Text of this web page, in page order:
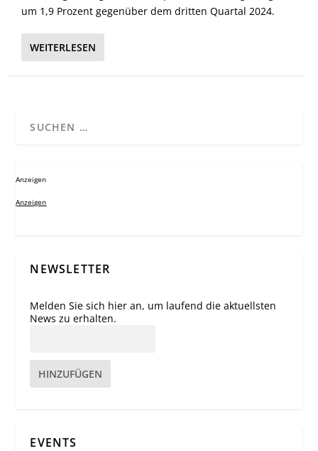
um 1,9 Prozent gegenüber dem dritten Quartal 2024.
WEITERLESEN
Anzeigen
Anzeigen
NEWSLETTER
Melden Sie sich hier an, um laufend die aktuellsten
News zu erhalten.
HINZUFÜGEN
EVENTS